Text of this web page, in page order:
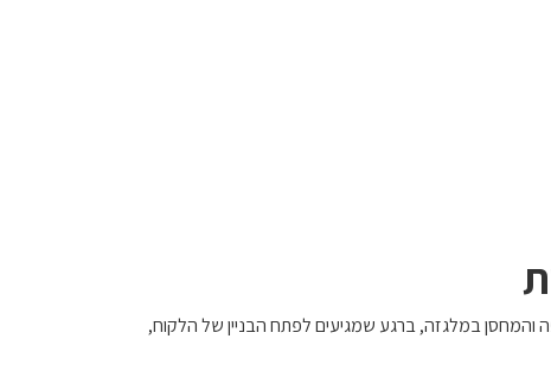
במלגזה, ברגע שמגיעים לפתח הבניין של הלקוח,